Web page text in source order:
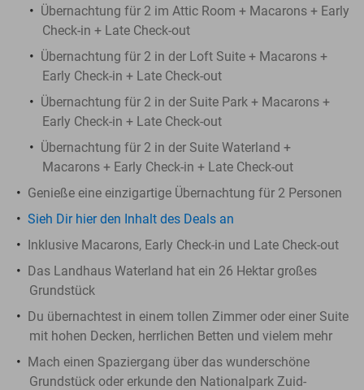
Übernachtung für 2 im Attic Room + Macarons + Early
Check-in + Late Check-out
Übernachtung für 2 in der Loft Suite + Macarons +
Early Check-in + Late Check-out
Übernachtung für 2 in der Suite Park + Macarons +
Early Check-in + Late Check-out
Übernachtung für 2 in der Suite Waterland +
Macarons + Early Check-in + Late Check-out
Genieße eine einzigartige Übernachtung für 2 Personen
Sieh Dir hier den Inhalt des Deals an
Inklusive Macarons, Early Check-in und Late Check-out
Das Landhaus Waterland hat ein 26 Hektar großes
Grundstück
Du übernachtest in einem tollen Zimmer oder einer Suite
mit hohen Decken, herrlichen Betten und vielem mehr
Mach einen Spaziergang über das wunderschöne
Grundstück oder erkunde den Nationalpark Zuid-